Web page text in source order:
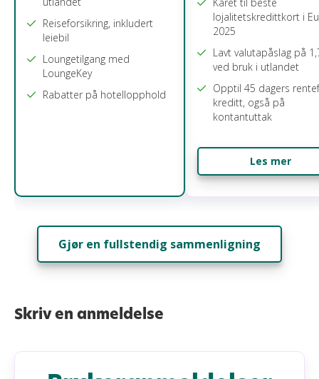
Reiseforsikring, inkludert
leiebil
Loungetilgang med
LoungeKey
Rabatter på hotellopphold
Kåret til beste
lojalitetskredittkort i
2025
Lavt valutapåslag på
ved bruk i utlandet
Opptil 45 dagers
kreditt, også på
kontantuttak
Les mer
Gjør en fullstendig sammenligning
Skriv en anmeldelse